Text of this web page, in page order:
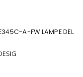
A-FW LAMPE DEL